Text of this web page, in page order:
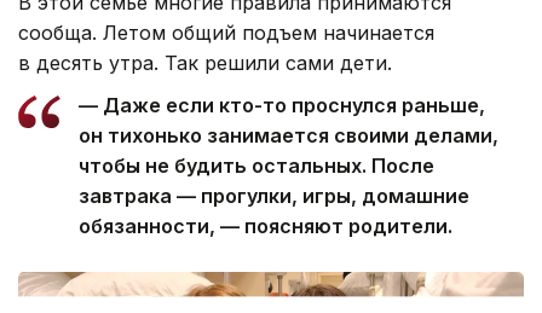
сообща. Летом общий подъем начинается
в десять утра. Так решили сами дети.
— Даже если кто-то проснулся раньше,
он тихонько занимается своими делами,
чтобы не будить остальных. После
завтрака — прогулки, игры, домашние
обязанности, — поясняют родители.